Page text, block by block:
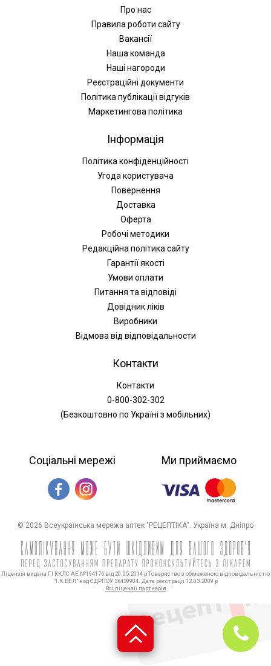
Про нас
Правила роботи сайту
Вакансії
Наша команда
Наші нагороди
Реєстраційні документи
Політика публікації відгуків
Маркетингова політика
Інформація
Політика конфіденційності
Угода користувача
Повернення
Доставка
Оферта
Робочі методики
Редакційна політика сайту
Гарантії якості
Умови оплати
Питання та відповіді
Довідник ліків
Виробники
Відмова від відповідальности
Контакти
Контакти
0-800-302-302
(Безкоштовно по Україні з мобільних)
Соціальні мережі Ми приймаємо
© 2026 Всеукраїнська мережа аптек "РЕЦЕПТІКА". Україна м. Дніпро
Ліцензія видана ГІ ККЛС АЕ №194176 від 20.05.2014 р Товариство з обмеженою відповідальністю
"І.К.ВЕЛ" код ЄДРПОУ 36439904. Дата реєстрації 12.03.2009 р
Всі ліцензії партнерів